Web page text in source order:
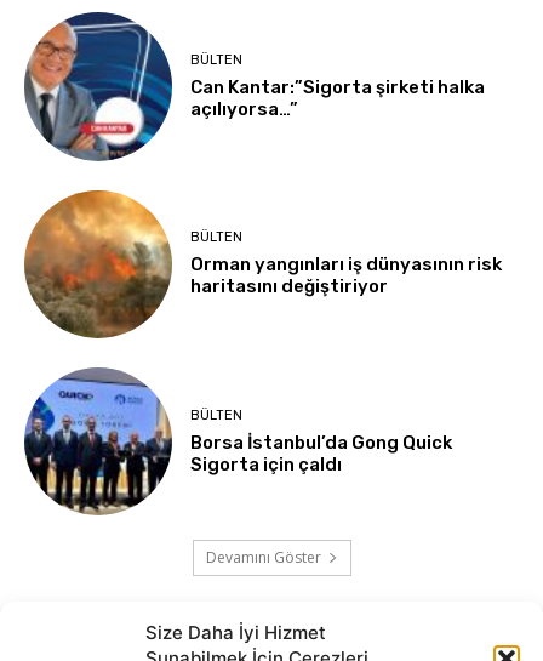
Size Daha İyi Hizmet
BÜLTEN
Can Kantar:”Sigorta şirketi halka
açılıyorsa…”
BÜLTEN
Orman yangınları iş dünyasının risk
haritasını değiştiriyor
BÜLTEN
Borsa İstanbul’da Gong Quick
Sigorta için çaldı
Devamını Göster